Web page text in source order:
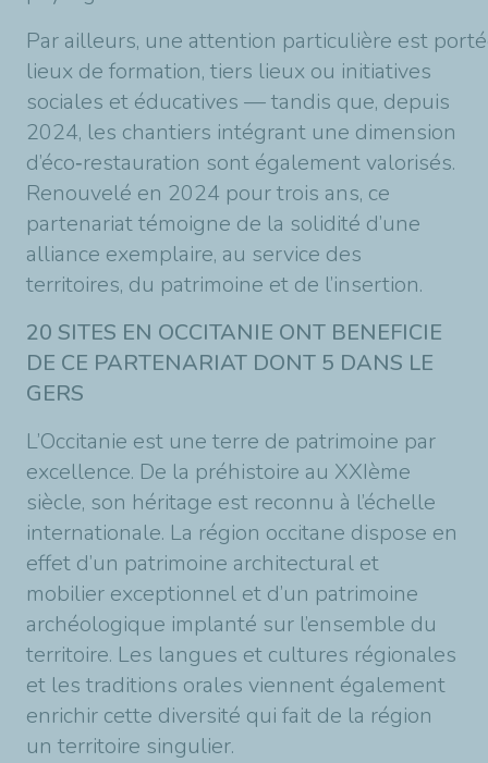
Par ailleurs, une attention particulière est
lieux de formation, tiers lieux ou initiatives
sociales et éducatives — tandis que, depuis
2024, les chantiers intégrant une dimension
d’éco‑restauration sont également valorisés.
Renouvelé en 2024 pour trois ans, ce
partenariat témoigne de la solidité d’une
alliance exemplaire, au service des
territoires, du patrimoine et de l’insertion.
20 SITES EN OCCITANIE ONT BENEFICIE
DE CE PARTENARIAT DONT 5 DANS LE
GERS
L’Occitanie est une terre de patrimoine par
excellence. De la préhistoire au XXIème
siècle, son héritage est reconnu à l’échelle
internationale. La région occitane dispose en
effet d’un patrimoine architectural et
mobilier exceptionnel et d’un patrimoine
archéologique implanté sur l’ensemble du
territoire. Les langues et cultures régionales
et les traditions orales viennent également
enrichir cette diversité qui fait de la région
un territoire singulier.